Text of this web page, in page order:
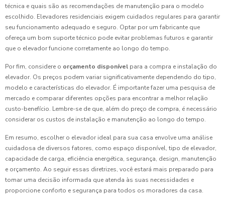
técnica e quais são as recomendações de manutenção para o modelo
escolhido. Elevadores residenciais exigem cuidados regulares para garantir
seu funcionamento adequado e seguro. Optar por um fabricante que
ofereça um bom suporte técnico pode evitar problemas futuros e garantir
que o elevador funcione corretamente ao longo do tempo.
Por fim, considere o orçamento disponível para a compra e instalação do
elevador. Os preços podem variar significativamente dependendo do tipo,
modelo e características do elevador. É importante fazer uma pesquisa de
mercado e comparar diferentes opções para encontrar a melhor relação
custo-benefício. Lembre-se de que, além do preço de compra, é necessário
considerar os custos de instalação e manutenção ao longo do tempo.
Em resumo, escolher o elevador ideal para sua casa envolve uma análise
cuidadosa de diversos fatores, como espaço disponível, tipo de elevador,
capacidade de carga, eficiência energética, segurança, design, manutenção
e orçamento. Ao seguir essas diretrizes, você estará mais preparado para
tomar uma decisão informada que atenda às suas necessidades e
proporcione conforto e segurança para todos os moradores da casa.